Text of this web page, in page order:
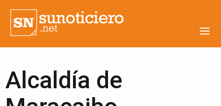
Alcaldía de